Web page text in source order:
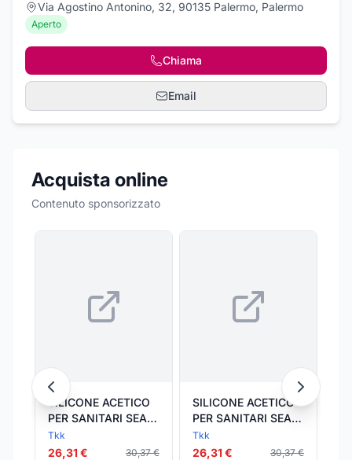
Via Agostino Antonino, 32, 90135 Palermo, Palermo
Aperto
Chiama
Email
Acquista online
Contenuto sponsorizzato
SILICONE ACETICO
PER SANITARI SEAL
SIL CLASSIC
SANITAR- - ml.60
Tkk
26,31 € 30,37 €
SILICONE ACETICO
PER SANITARI SEAL
SIL CLASSIC
SANITAR- - ml.60
Tkk
26,31 € 30,37 €